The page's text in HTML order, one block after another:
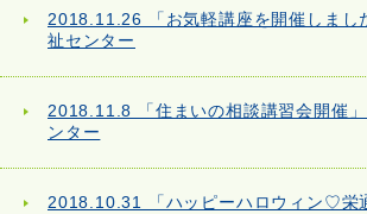
2018.11.26 「お気軽講座を開催しまし
祉センター
2018.11.8 「住まいの相談講習会開催
ンター
2018.10.31 「ハッピーハロウィン♡栄